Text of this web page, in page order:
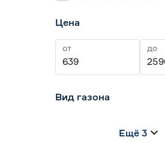
Цена
от до
Вид газона
Низкорослый газон
Ещё 3